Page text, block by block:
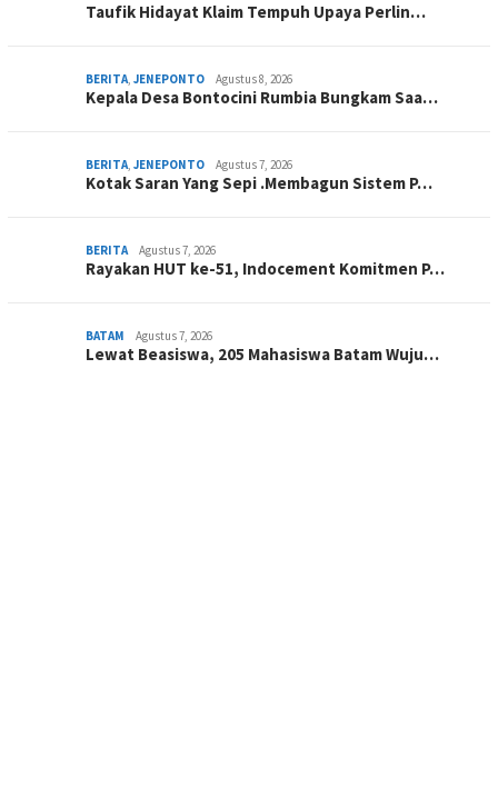
Taufik Hidayat Klaim Tempuh Upaya Perlin…
BERITA, JENEPONTO Agustus 8, 2026
Kepala Desa Bontocini Rumbia Bungkam Saa…
BERITA, JENEPONTO Agustus 7, 2026
Kotak Saran Yang Sepi .Membagun Sistem P…
BERITA Agustus 7, 2026
Rayakan HUT ke-51, Indocement Komitmen P…
BATAM Agustus 7, 2026
Lewat Beasiswa, 205 Mahasiswa Batam Wuju…